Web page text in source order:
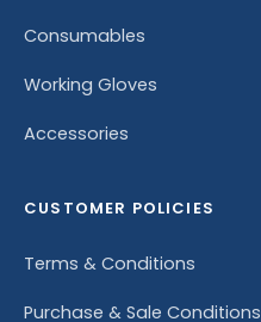
Consumables
Working Gloves
Accessories
CUSTOMER POLICIES
Terms & Conditions
Purchase & Sale Conditions